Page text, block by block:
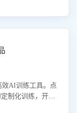
AI训练工具。点
制化训练，开启